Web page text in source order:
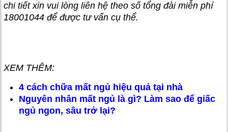
chi tiết xin vui lòng liên hệ theo số tổng đài miễn phí
18001044 để được tư vấn cụ thể.
XEM THÊM:
4 cách chữa mất ngủ hiệu quả tại nhà
Nguyên nhân mất ngủ là gì? Làm sao để giấc
ngủ ngon, sâu trở lại?